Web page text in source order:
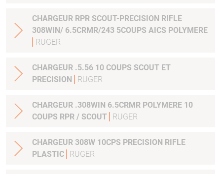
CHARGEUR RPR SCOUT-PRECISION RIFLE
308WIN/ 6.5CRMR/243 5COUPS AICS POLYMERE
RUGER
CHARGEUR .5.56 10 COUPS SCOUT ET
PRECISION
RUGER
CHARGEUR .308WIN 6.5CRMR POLYMERE 10
COUPS RPR / SCOUT
RUGER
CHARGEUR 308W 10CPS PRECISION RIFLE
PLASTIC
RUGER